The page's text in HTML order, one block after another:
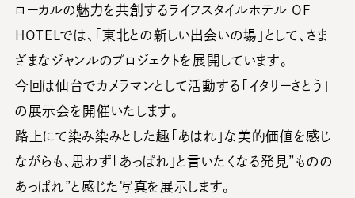
ローカルの魅力を共創するライフスタイルホテル OF
HOTELでは、「東北との新しい出会いの場」として、さま
ざまなジャンルのプロジェクトを展開しています。
今回は仙台でカメラマンとして活動する「イタリーさとう」
の展示会を開催いたします。
路上にて染み染みとした趣「あはれ」な美的価値を感じ
ながらも、思わず「あっぱれ」と言いたくなる発見”ものの
あっぱれ”と感じた写真を展示します。